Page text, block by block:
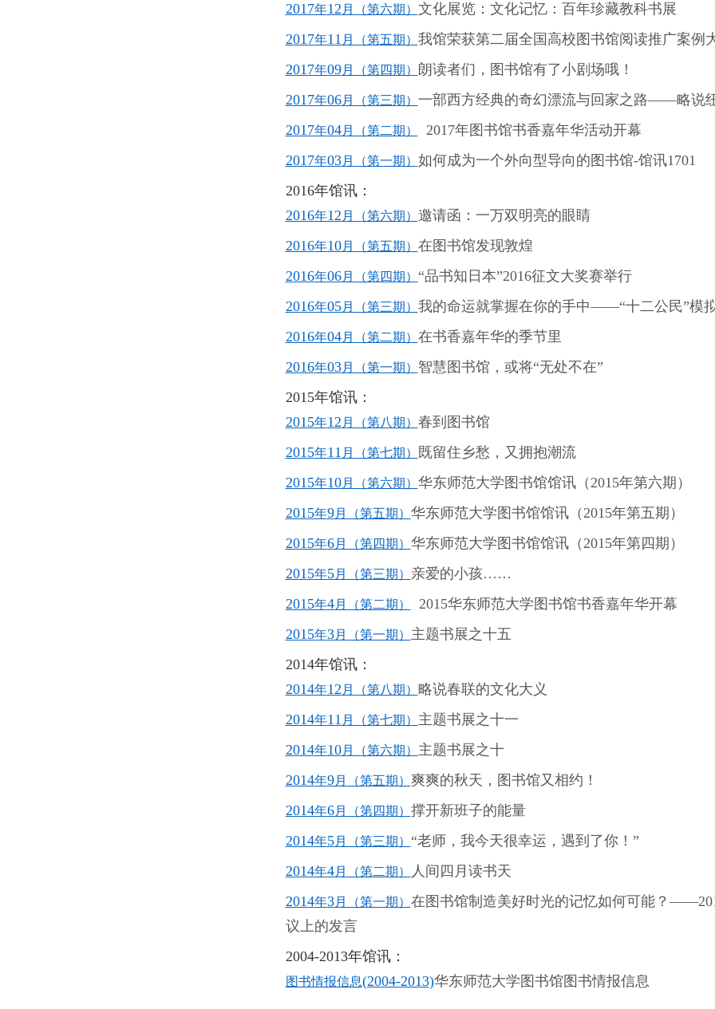
2017年12 月（第六期） 文化展览：文化记忆：百年珍藏教科书展
2017年11 月（第五期） 我馆荣获第二届全国高校图书馆阅读推广案例
2017年09月（第四期）
朗读者们，图书馆有了小剧场哦！
2017年06月（第三期） 一部西方经典的奇幻漂流与回家之路——略说
2017年04月（第二期） 2017年图书馆书香嘉年华活动开幕
2017年03月（第一期） 如何成为一个外向型导向的图书馆-馆讯1701
2016年馆讯：
2016年12 月（第六期） 邀请函：一万双明亮的眼睛
2016年10月（第五期） 在图书馆发现敦煌
2016年06月（第四期） “品书知日本”2016征文大奖赛举行
2016年05月（第三期） 我的命运就掌握在你的手中——“十二公民”模
2016年04月（第二期） 在书香嘉年华的季节里
2016年03月（第一期） 智慧图书馆，或将“无处不在”
2015年馆讯：
2015年12 月（第八期） 春到图书馆
2015年11 月（第七期）
既留住乡愁，又拥抱潮流
2015年10月（第六期） 华东师范大学图书馆馆讯（2015年第六期）
2015年9月（第五期） 华东师范大学图书馆馆讯（2015年第五期）
2015年6月（第四期） 华东师范大学图书馆馆讯（2015年第四期）
2015年5月（第三期） 亲爱的小孩……
2015年4月（第二期） 2015华东师范大学图书馆书香嘉年华开幕
2015年3月（第一期） 主题书展之十五
2014年馆讯：
2014年12 月（第八期） 略说春联的文化大义
2014年11 月（第七期） 主题书展之十一
2014年10月（第六期） 主题书展之十
2014年9月（第五期） 爽爽的秋天，图书馆又相约！
2014年6月（第四期） 撑开新班子的能量
2014年5月（第三期） “老师，我今天很幸运，遇到了你！ ”
2014年4月（第二期）
人间四月读书天
2014年3月（第一期） 在图书馆制造美好时光的记忆如何可能？
议上的发言
2004-2013年馆讯：
图书情报信息(2004-2013)华东师范大学图书馆图书情报信息